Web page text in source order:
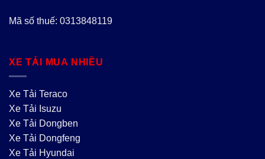
Mã số thuế: 0313848119
XE TẢI MUA NHIỀU
Xe Tải Teraco
Xe Tải Isuzu
Xe Tải Dongben
Xe Tải Dongfeng
Xe Tải Hyundai